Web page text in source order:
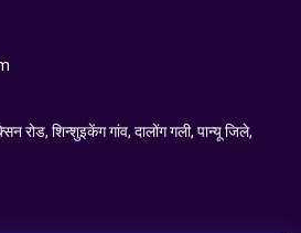
रोड, शिन्शुइकेंग गांव, दालोंग गली, पान्यू जिले,